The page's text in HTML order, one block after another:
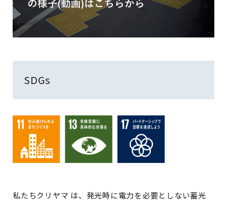
SDGs
私たちクリヤマ は、発光時に電力を必要としない蓄光